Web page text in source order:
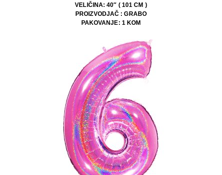
VELIČINA: 40″ ( 101 CM )
PROIZVODJAČ : GRABO
PAKOVANJE: 1 KOM